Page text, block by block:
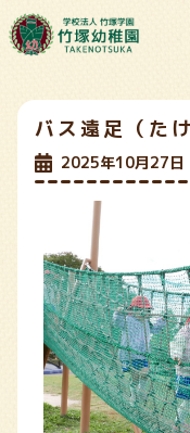
Skip
to
content
バス遠足（た
2025年10月27日